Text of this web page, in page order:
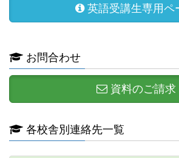
英語受講生専用ペ
お問合わせ
資料のご請求
各校舎別連絡先一覧